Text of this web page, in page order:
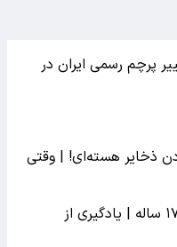
پرچم رسمی ایران در
ذخایر هسته‌ای! | وقتی
رسوایی جنسی معلم زن با شاگرد ۱۷ ساله | یادگیری از